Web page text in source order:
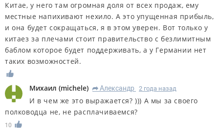
Китае, у него там огромная доля от всех продаж, ему
местные напихивают нехило. А это упущенная прибыль,
и она будет сокращаться, я в этом уверен. Вот только у
китаез за плечами стоит правительство с безлимитным
баблом которое будет поддерживать, а у Германии нет
таких возможностей.
Михаил (michele) R Александр 2 года назад
И в чем же это выражается? ))) А мы за своего
полководца не, не расплачиваемся?
10